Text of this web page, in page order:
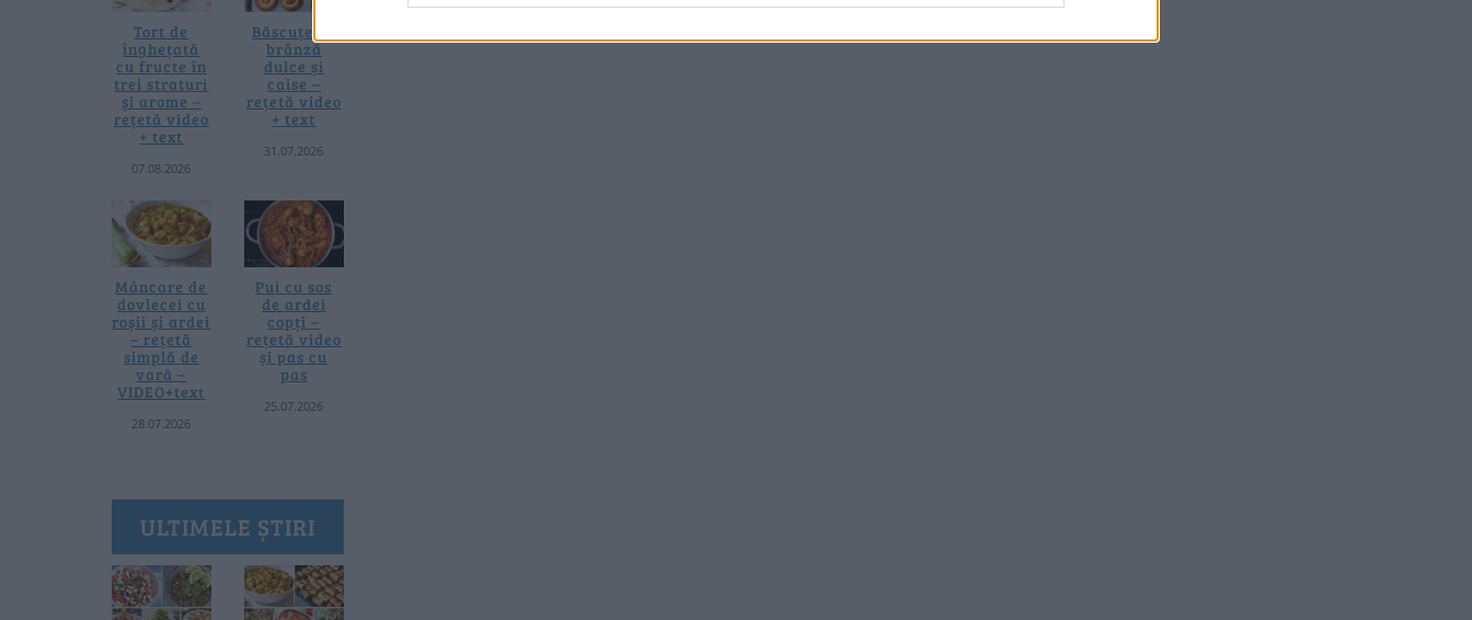
Tort de
înghețată
cu fructe în
trei straturi
și arome –
rețetă video
+ text
07.08.2026
Băscuțe cu
brânză
dulce și
caise –
rețetă video
+ text
31.07.2026
Mâncare de
dovlecei cu
roșii și ardei
– rețetă
simplă de
vară –
VIDEO+text
28.07.2026
Pui cu sos
de ardei
copți –
rețetă video
și pas cu
pas
25.07.2026
ULTIMELE ȘTIRI